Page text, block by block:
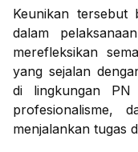
Keunikan tersebut
dalam
merefleksikan
yang sejalan
di lingkungan PN
profesionalisme,
menjalankan tugas